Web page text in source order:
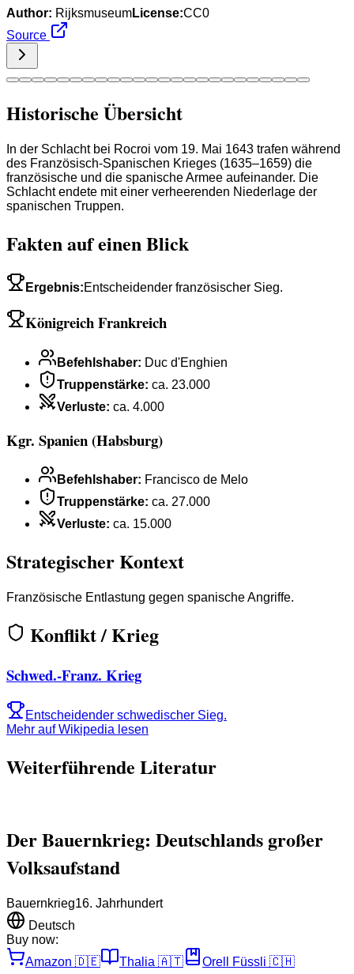
Author: RijksmuseumLicense:CC0
Source
Historische Übersicht
In der Schlacht bei Rocroi vom 19. Mai 1643 trafen während
des Französisch-Spanischen Krieges (1635–1659) die
französische und die spanische Armee aufeinander. Die
Schlacht endete mit einer verheerenden Niederlage der
spanischen Truppen.
Fakten auf einen Blick
Ergebnis:Entscheidender französischer Sieg.
Königreich Frankreich
Befehlshaber: Duc d'Enghien
Truppenstärke: ca. 23.000
Verluste: ca. 4.000
Kgr. Spanien (Habsburg)
Befehlshaber: Francisco de Melo
Truppenstärke: ca. 27.000
Verluste: ca. 15.000
Strategischer Kontext
Französische Entlastung gegen spanische Angriffe.
Konflikt / Krieg
Schwed.-Franz. Krieg
Entscheidender schwedischer Sieg.
Mehr auf Wikipedia lesen
Weiterführende Literatur
Der Bauernkrieg: Deutschlands großer
Volksaufstand
Bauernkrieg16. Jahrhundert
Deutsch
Buy now:
Amazon 🇩🇪 Thalia 🇦🇹 Orell Füssli 🇨🇭